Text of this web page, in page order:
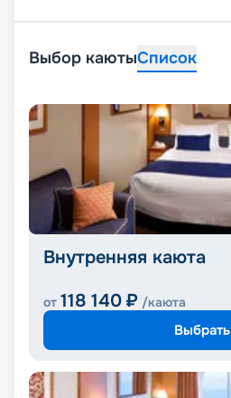
Выбор каютыСписок
Внутренняя каюта
от 118 140 ₽ /каюта
Выбрать